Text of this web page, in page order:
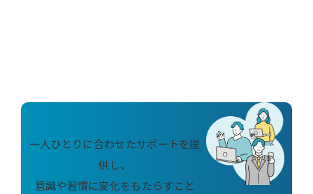
一人ひとりに合わせたサポートを提
供し、
意識や習慣に変化をもたらすこと